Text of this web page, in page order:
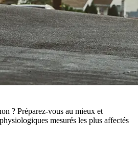
? Préparez-vous au mieux et
mesurés les plus affectés